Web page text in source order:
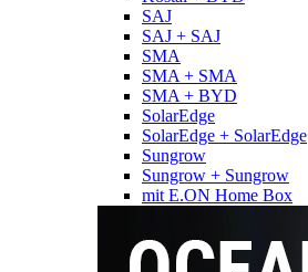
SAJ
SAJ + SAJ
SMA
SMA + SMA
SMA + BYD
SolarEdge
SolarEdge + SolarEdge
Sungrow
Sungrow + Sungrow
mit E.ON Home Box